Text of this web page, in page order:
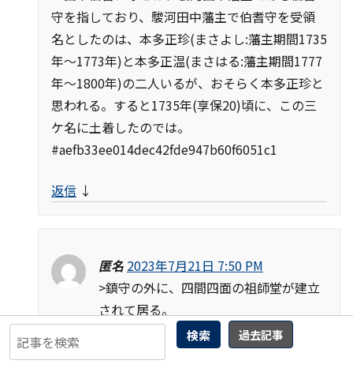
検索 過去記事
守を指しており、駿河田中藩主で伯耆守を受領
名としたのは、本多正珍(まさよし:藩主期間1735
年～1773年)と本多正温(まさはる:藩主期間1777
年～1800年)の二人いるが、おそらく本多正珍と
思われる。すると1735年(享保20)頃に、この三
ケ名に土着したのでは。
#aefb33ee014dec42fde947b60f6051c1
返信 ↓
匿名 2023年7月21日 7:50 PM
>鎮守の外に、四間四面の祖師堂が建立
されて居る。
>なお「四間四面の祖師堂」は見つけることがで
きず